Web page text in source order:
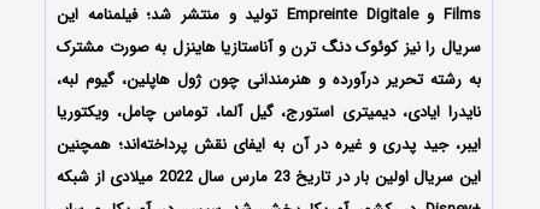
Films و Empreinte Digitale تولید و منتشر شد؛ فیلمنامه این
سریال را نیز کوئوک دنگ ترن و آناستازیا هاینزل به صورت مشترک
به رشته تحریر درآورده و هنرمندانی چون ژول هاپلین، گیوم لبه،
نایدرا ایادی، دیمیتری استورج، گیل آلما، توماس چامل، ویکتوریا
ایبر، جید پدری و غیره در آن به ایفای نقش پرداخته‌اند؛ همچنین
این سریال اولین بار در تاریخ 23 مارس سال 2022 میلادی از شبکه